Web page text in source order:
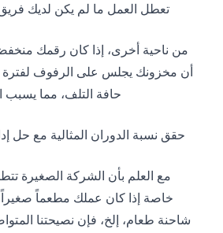
تعطل العمل ما لم يكن لديك
من ناحية أخرى، إذا كان رقمك
أن مخزونك يجلس على الرفوف لفترة
حافة التلف، مما يسبب
حقق نسبة الدوران المثالية مع حل
مع العلم بأن الشركة الصغيرة
خاصة إذا كان عملك مطعماً صغيراً
شاحنة طعام، إلخ، فإن نصيحتنا